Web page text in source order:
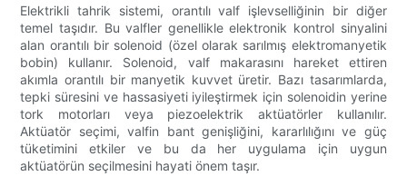
Elektrikli tahrik sistemi, orantılı valf işlevselliğinin bir diğer
temel taşıdır. Bu valfler genellikle elektronik kontrol sinyalini
alan orantılı bir solenoid (özel olarak sarılmış elektromanyetik
bobin) kullanır. Solenoid, valf makarasını hareket ettiren
akımla orantılı bir manyetik kuvvet üretir. Bazı tasarımlarda,
tepki süresini ve hassasiyeti iyileştirmek için solenoidin yerine
tork motorları veya piezoelektrik aktüatörler kullanılır.
Aktüatör seçimi, valfin bant genişliğini, kararlılığını ve güç
tüketimini etkiler ve bu da her uygulama için uygun
aktüatörün seçilmesini hayati önem taşır.